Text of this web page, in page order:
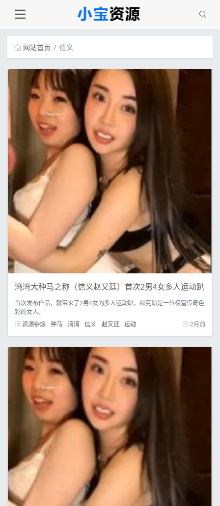
网站首页 信义
湾湾大种马之称（信义赵又廷）首次2男4女多人运动趴
首次发布作品，就带来了2男4女的多人运动趴。福克斯是一位极富传奇色
彩的女人。
资源杂烩
种马 湾湾 信义 赵又廷 运动 2月前